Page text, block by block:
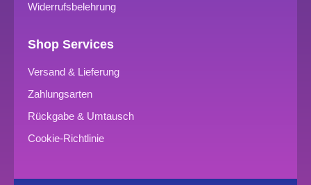
Widerrufsbelehrung
Shop Services
Versand & Lieferung
Zahlungsarten
Rückgabe & Umtausch
Cookie-Richtlinie